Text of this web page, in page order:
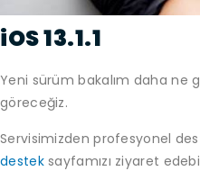
iOS 13.1.1
Yeni sürüm bakalım daha ne
göreceğiz.
Servisimizden profesyonel
desteksayfamızı ziyaret